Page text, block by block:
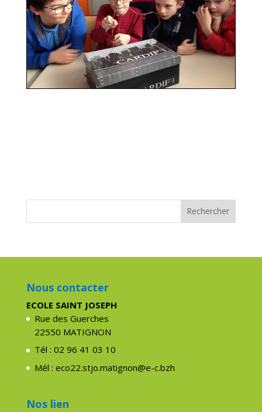
Nous contacter
ECOLE SAINT JOSEPH
Rue des Guerches
22550 MATIGNON
Tél : 02 96 41 03 10
Mél : eco22.stjo.matignon@e-c.bzh
Nos lien